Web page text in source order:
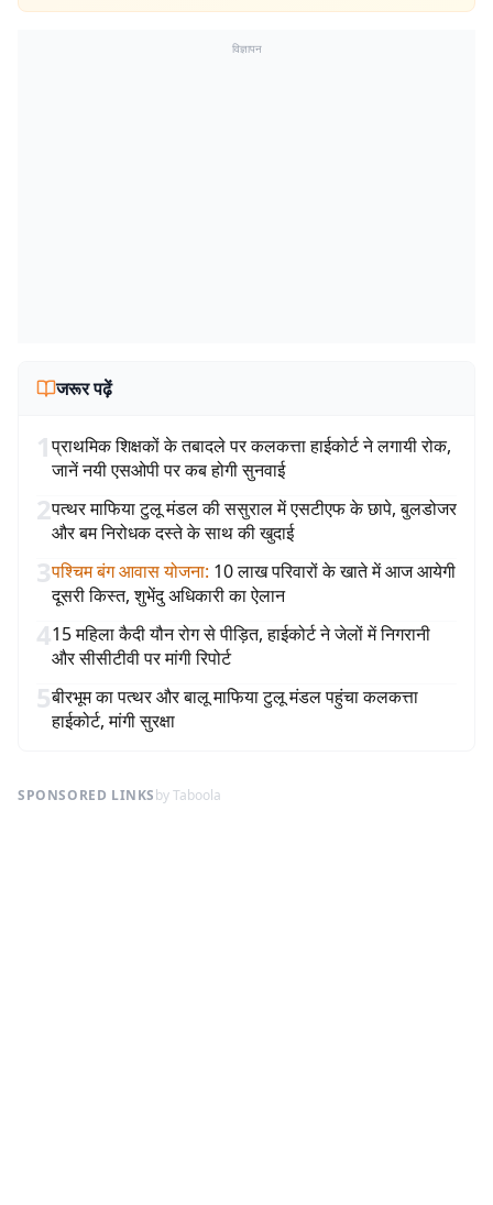
विज्ञापन
जरूर पढ़ें
1प्राथमिक शिक्षकों के तबादले पर कलकत्ता हाईकोर्ट ने लगायी रोक,
जानें नयी एसओपी पर कब होगी सुनवाई
2पत्थर माफिया टुलू मंडल की ससुराल में एसटीएफ के छापे, बुलडोजर
और बम निरोधक दस्ते के साथ की खुदाई
3पश्चिम बंग आवास योजना: 10 लाख परिवारों के खाते में आज आयेगी
दूसरी किस्त, शुभेंदु अधिकारी का ऐलान
415 महिला कैदी यौन रोग से पीड़ित, हाईकोर्ट ने जेलों में निगरानी
और सीसीटीवी पर मांगी रिपोर्ट
5बीरभूम का पत्थर और बालू माफिया टुलू मंडल पहुंचा कलकत्ता
हाईकोर्ट, मांगी सुरक्षा
SPONSORED LINKSby Taboola